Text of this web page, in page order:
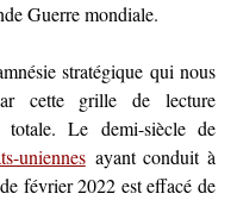
Guerre mondiale.
stratégique qui nous
cette grille de lecture
uniennes ayant conduit à
février 2022 est effacé de